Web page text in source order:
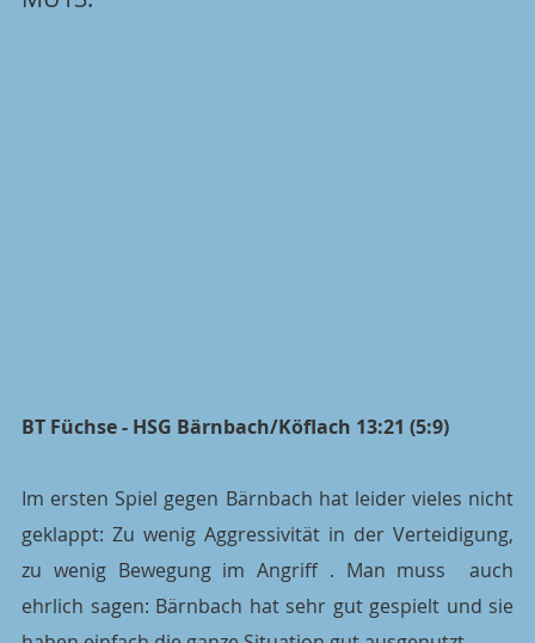
BT Füchse - HSG Bärnbach/Köflach 13:21 (5:9)
Im ersten Spiel gegen Bärnbach hat leider vieles nicht
geklappt: Zu wenig Aggressivität in der Verteidigung,
zu wenig Bewegung im Angriff . Man muss  auch
ehrlich sagen: Bärnbach hat sehr gut gespielt und sie